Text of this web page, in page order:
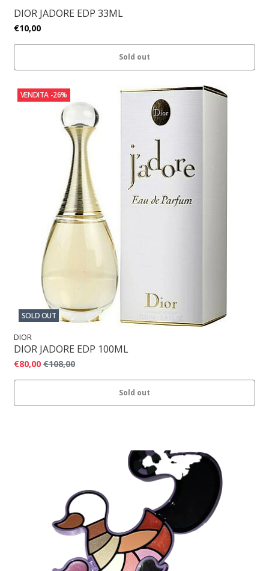
DIOR JADORE EDP 33ML
€10,00
Sold out
VENDITA -26%
SOLD OUT
DIOR
DIOR JADORE EDP 100ML
€80,00 €108,00
Sold out